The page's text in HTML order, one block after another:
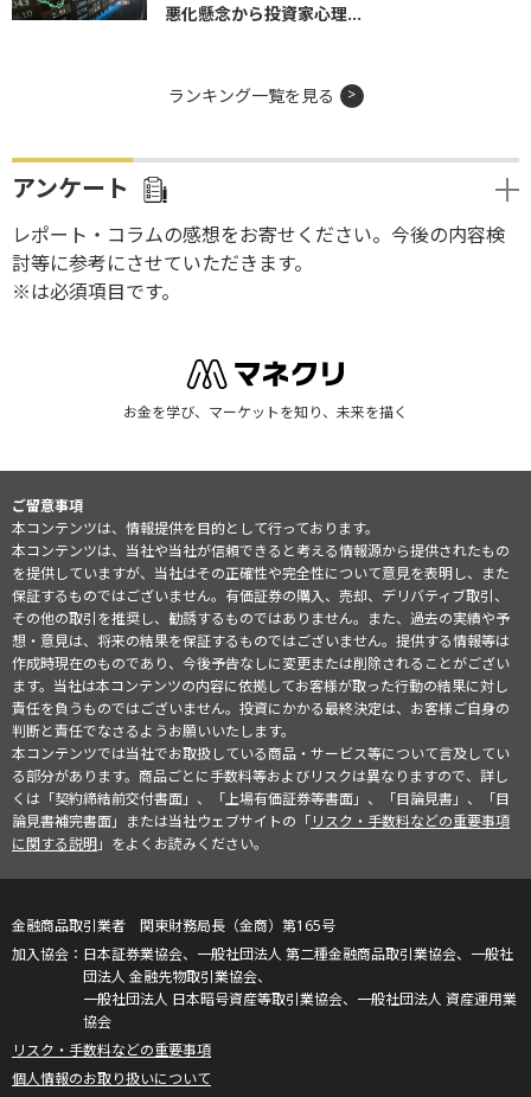
悪化懸念から投資家心理...
ランキング一覧を見る
アンケート
レポート・コラムの感想をお寄せください。今後の内容検
討等に参考にさせていただきます。
※は必須項目です。
お金を学び、マーケットを知り、未来を描く
ご留意事項
本コンテンツは、情報提供を目的として行っております。
本コンテンツは、当社や当社が信頼できると考える情報源から提供されたもの
を提供していますが、当社はその正確性や完全性について意見を表明し、また
保証するものではございません。有価証券の購入、売却、デリバティブ取引、
その他の取引を推奨し、勧誘するものではありません。また、過去の実績や予
想・意見は、将来の結果を保証するものではございません。提供する情報等は
作成時現在のものであり、今後予告なしに変更または削除されることがござい
ます。当社は本コンテンツの内容に依拠してお客様が取った行動の結果に対し
責任を負うものではございません。投資にかかる最終決定は、お客様ご自身の
判断と責任でなさるようお願いいたします。
本コンテンツでは当社でお取扱している商品・サービス等について言及してい
る部分があります。商品ごとに手数料等およびリスクは異なりますので、詳し
くは「契約締結前交付書面」、「上場有価証券等書面」、「目論見書」、「目
論見書補完書面」または当社ウェブサイトの「リスク・手数料などの重要事項
に関する説明」をよくお読みください。
金融商品取引業者 関東財務局長（金商）第165号
日本証券業協会、一般社団法人 第二種金融商品取引業協会、一般社
団法人 金融先物取引業協会、
一般社団法人 日本暗号資産等取引業協会、一般社団法人 資産運用業
協会
リスク・手数料などの重要事項
個人情報のお取り扱いについて